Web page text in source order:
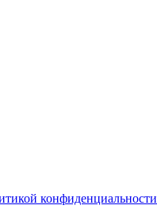
конфиденциальности